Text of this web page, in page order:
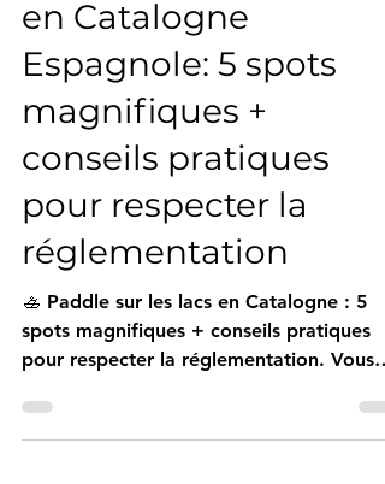
🚣️ Paddle sur les lacs
en Catalogne
Espagnole: 5 spots
magnifiques +
conseils pratiques
pour respecter la
réglementation
🚣️ Paddle sur les lacs en Catalogne : 5
spots magnifiques + conseils pratiques